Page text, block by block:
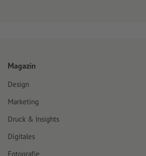
Magazin
Design
Marketing
Druck & Insights
Digitales
Fotografie